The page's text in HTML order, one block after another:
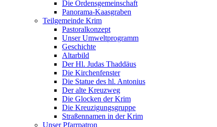
Die Ordensgemeinschaft
Panorama-Kaasgraben
Teilgemeinde Krim
Pastoralkonzept
Unser Umweltprogramm
Geschichte
Altarbild
Der Hl. Judas Thaddäus
Die Kirchenfenster
Die Statue des hl. Antonius
Der alte Kreuzweg
Die Glocken der Krim
Die Kreuzigungsgruppe
Straßennamen in der Krim
Unser Pfarrpatron